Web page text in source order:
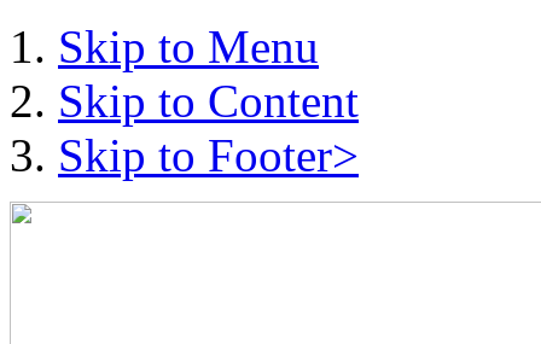
Skip to Menu
Skip to Content
Skip to Footer>